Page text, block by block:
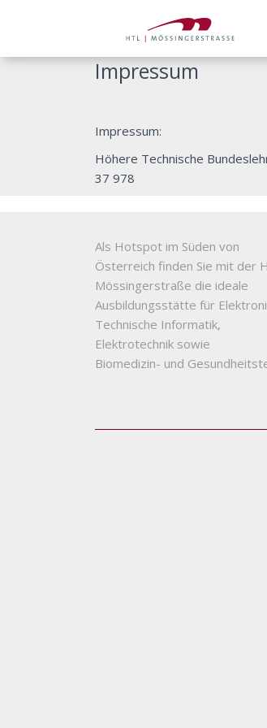
Impressum
Impressum:
Höhere Technische
37 978
Als Hotspot im Süden von
Österreich finden Sie mit der
Mössingerstraße die ideale
Ausbildungsstätte für
Technische Informatik,
Elektrotechnik sowie
Biomedizin- und